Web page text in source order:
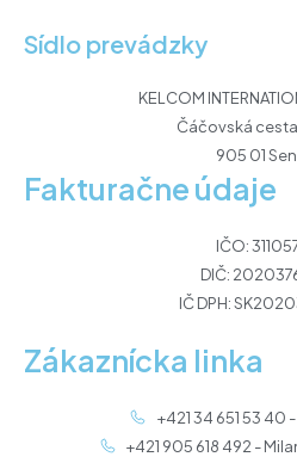
Sídlo prevádzky
KELCOM
Čáčovská
905 01
Fakturačne údaje
IČO:
DIČ:
IČ DPH:
Zákaznícka linka
+421 34 651 53 40
+421 905 618 492 -